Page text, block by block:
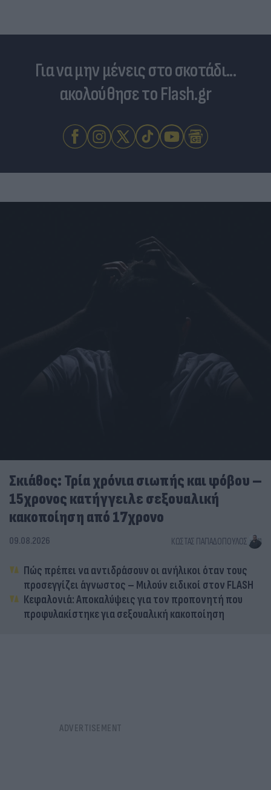
Για να μην μένεις στο σκοτάδι...
ακολούθησε το Flash.gr
Σκιάθος: Τρία χρόνια σιωπής και φόβου –
15χρονος κατήγγειλε σεξουαλική
κακοποίηση από 17χρονο
09.08.2026 ΚΏΣΤΑΣ ΠΑΠΑΔΌΠΟΥΛΟΣ
Πώς πρέπει να αντιδράσουν οι ανήλικοι όταν τους
προσεγγίζει άγνωστος – Μιλούν ειδικοί στον FLASH
Κεφαλονιά: Αποκαλύψεις για τον προπονητή που
προφυλακίστηκε για σεξουαλική κακοποίηση